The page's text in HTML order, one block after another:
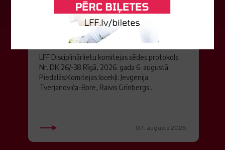
LFF DK 6. augusta lēmumi
LFF Disciplinārlietu komitejas sēdes protokols
Nr. DK 26/-38 Rīgā, 2026. gada 6. augustā.
Piedalās:Komitejas locekļi: Jevgenija
Tverjanoviča-Bore, Raivis Grīnbergs...
07. augusts 2026.